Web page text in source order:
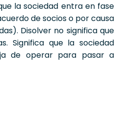
la sociedad entra en fase
de socios o por causa
Disolver no significa que
Significa que la sociedad
de operar para pasar a